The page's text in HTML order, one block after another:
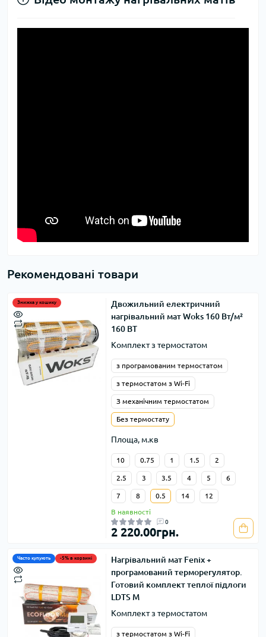
Рекомендовані товари
Знижка у кошику
Двожильний електричний
нагрівальний мат Woks 160 Вт/м²
160 ВТ
Комплект з термостатом
з програмованим термостатом
з термостатом з Wi-Fi
З механічним термостатом
Без термостату
Площа, м.кв
10 0.75 1 1.5 2
2.5 3 3.5 4 5 6
7 8 0.5 14 12
В наявності
0
2 220.00грн.
Часто купують -5% в корзині
Нагрівальний мат Fenix +
програмований терморегулятор.
Готовий комплект теплої підлоги
LDTS M
Комплект з термостатом
з термостатом з Wi-Fi